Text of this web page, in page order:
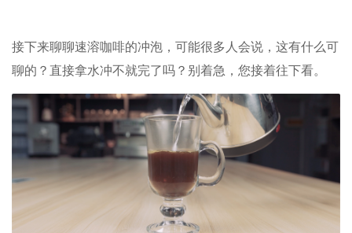
接下来聊聊速溶咖啡的冲泡，可能很多人会说，这有什么可
聊的？直接拿水冲不就完了吗？别着急，您接着往下看。